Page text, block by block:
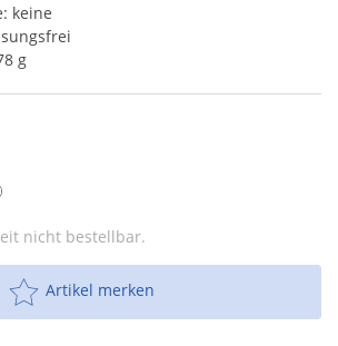
keine
g
nicht bestellbar.
Artikel merken